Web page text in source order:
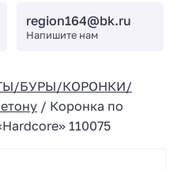
region164@bk.ru
Напишите нам
БУРЫ/КОРОНКИ/
/ Коронка по
110075